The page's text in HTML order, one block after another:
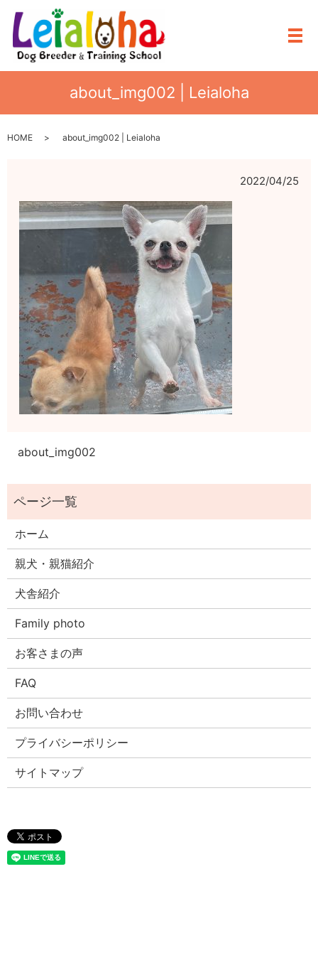
メ
about_img002 | Leialoha
HOME about_img002 | Leialoha
2022/04/25
about_img002
ホーム
親犬・親猫紹介
犬舎紹介
Family photo
お客さまの声
FAQ
お問い合わせ
プライバシーポリシー
サイトマップ